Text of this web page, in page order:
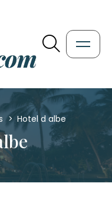
> Hotel d albe